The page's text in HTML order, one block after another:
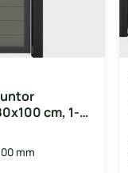
cm, 1-
mm